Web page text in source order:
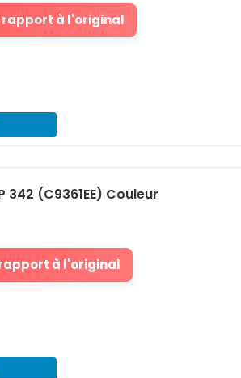
rapport à l'original
(C9361EE) Couleur
rapport à l'original